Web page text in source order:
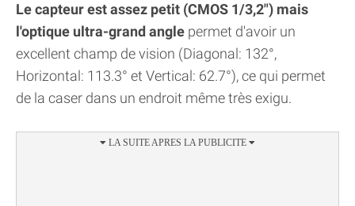
Le capteur est assez petit (CMOS 1/3,2") mais
l'optique ultra-grand angle permet d'avoir un
excellent champ de vision (Diagonal: 132°,
Horizontal: 113.3° et Vertical: 62.7°), ce qui permet
de la caser dans un endroit même très exigu.